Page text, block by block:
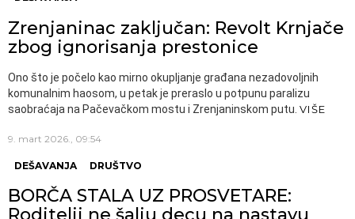
Zrenjaninac zaključan: Revolt Krnjače
zbog ignorisanja prestonice
Ono što je počelo kao mirno okupljanje građana nezadovoljnih
komunalnim haosom, u petak je preraslo u potpunu paralizu
saobraćaja na Pačevačkom mostu i Zrenjaninskom putu. VIŠE
9. mart 2026., 09:54
DEŠAVANJA DRUŠTVO
BORČA STALA UZ PROSVETARE:
Roditelji ne šalju decu na nastavu